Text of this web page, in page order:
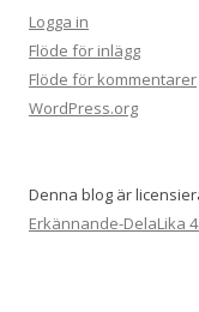
Logga in
Flöde för inlägg
Flöde för kommentarer
WordPress.org
Denna blog är
Erkännande-DelaLika